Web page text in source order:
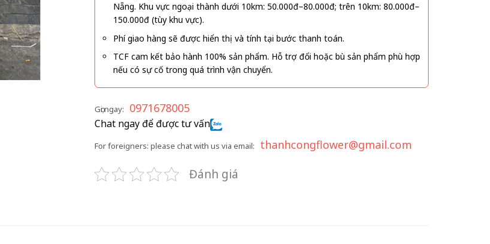
Nẵng. Khu vực ngoại thành dưới 10km: 50.000đ–80.000đ; trên 10km: 80.000đ–
150.000đ (tùy khu vực).
Phí giao hàng sẽ được hiển thị và tính tại bước thanh toán.
TCF cam kết bảo hành 100% sản phẩm. Hỗ trợ đổi hoặc bù sản phẩm phù hợp
nếu có sự cố trong quá trình vận chuyển.
Gọi ngay: 0971678005
Chat ngay để được tư vấn
For foreigners: please chat with us via email: thanhcongflower@gmail.com
Đánh giá